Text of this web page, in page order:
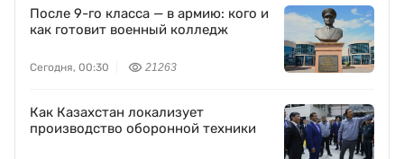
После 9-го класса — в армию: кого и
как готовит военный колледж
Сегодня, 00:30 21263
Как Казахстан локализует
производство оборонной техники